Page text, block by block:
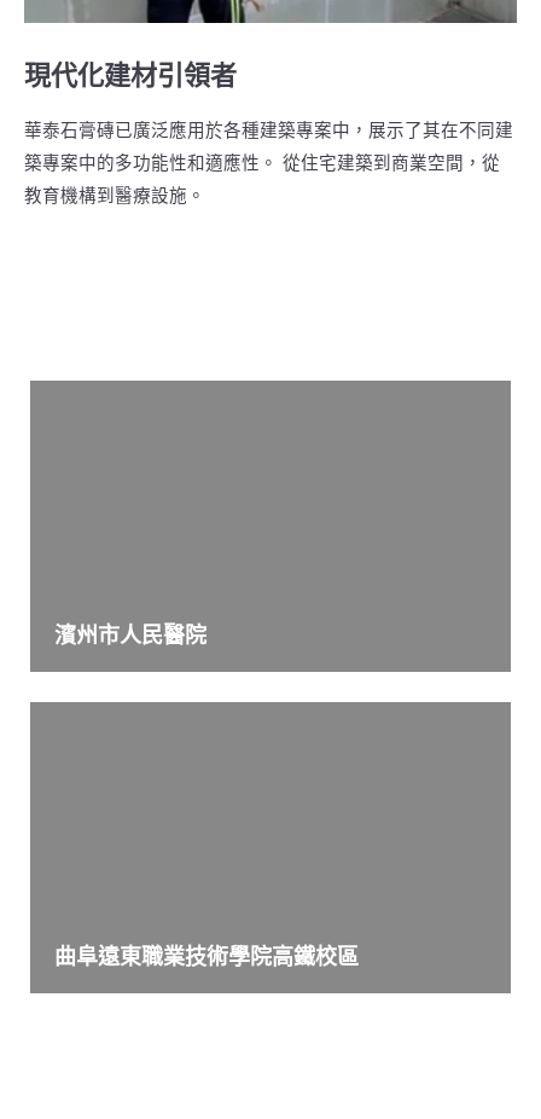
現代化建材引領者
華泰⽯膏磚已廣泛應⽤於各種建築專案中，展⽰了其在不同建
築專案中的多功能性和適應性。 從住宅建築到商業空間，從
教育機構到醫療設施。
濱州市人民醫院
曲阜遠東職業技術學院高鐵校區